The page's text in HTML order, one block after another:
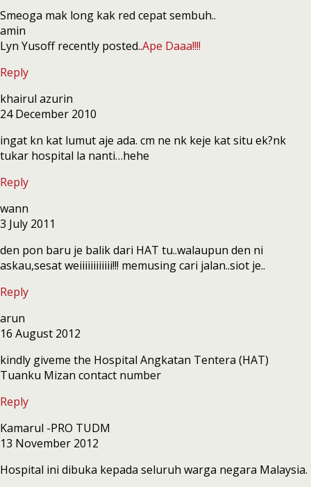
Smeoga mak long kak red cepat sembuh..
amin
Lyn Yusoff recently posted..Ape Daaa!!!!
Reply
khairul azurin
24 December 2010
ingat kn kat lumut aje ada. cm ne nk keje kat situ ek?nk
tukar hospital la nanti…hehe
Reply
wann
3 July 2011
den pon baru je balik dari HAT tu..walaupun den ni
askau,sesat weiiiiiiiiiiii!!! memusing cari jalan..siot je..
Reply
arun
16 August 2012
kindly giveme the Hospital Angkatan Tentera (HAT)
Tuanku Mizan contact number
Reply
Kamarul -PRO TUDM
13 November 2012
Hospital ini dibuka kepada seluruh warga negara Malaysia.